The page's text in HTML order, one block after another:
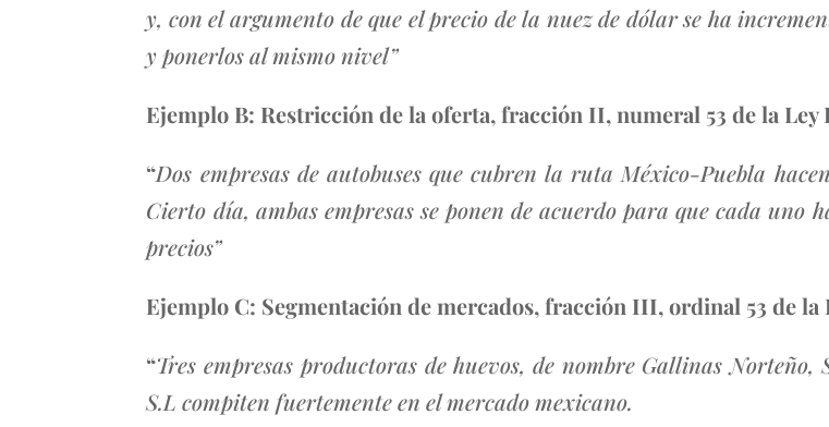
y, con el argumento de que el precio de la nuez de dólar se ha
y ponerlos al mismo nivel”
Ejemplo B: Restricción de la oferta, fracción II, numeral 53 de la Ley
“Dos empresas de autobuses que cubren la ruta México-Puebla
Cierto día, ambas empresas se ponen de acuerdo para que cada uno
precios”
Ejemplo C: Segmentación de mercados, fracción III, ordinal 53 de
“Tres empresas productoras de huevos, de nombre Gallinas
S.L compiten fuertemente en el mercado mexicano.